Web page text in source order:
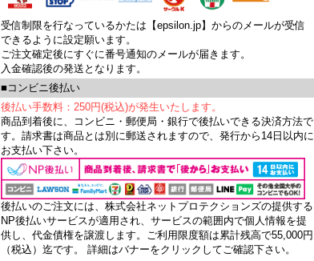
受信制限を行なっているかたは【epsilon.jp】からのメールが受信
できるように設定願います。
ご注文確定後にすぐに番号通知のメールが届きます。
入金確認後の発送となります。
■コンビニ後払い
後払い手数料：250円(税込)が発生いたします。
商品到着後に、コンビニ・郵便局・銀行で後払いできる決済方法で
す。請求書は商品とは別に郵送されますので、発行から14日以内に
お支払い下さい。
後払いのご注文には、株式会社ネットプロテクションズの提供する
NP後払いサービスが適用され、サービスの範囲内で個人情報を提
供し、代金債権を譲渡します。ご利用限度額は累計残高で55,000円
（税込）迄です。 詳細はバナーをクリックしてご確認下さい。